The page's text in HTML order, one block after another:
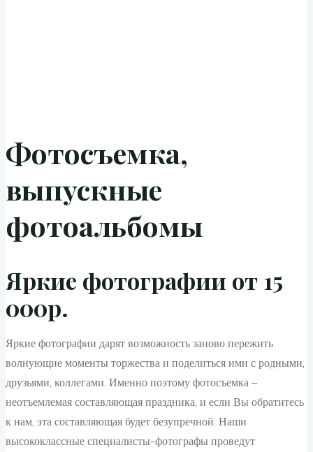
Фотосъемка,
выпускные
фотоальбомы
Яркие фотографии от 15
000р.
Яркие фотографии дарят возможность заново пережить
волнующие моменты торжества и поделиться ими с родными,
друзьями, коллегами. Именно поэтому фотосъемка –
неотъемлемая составляющая праздника, и если Вы обратитесь
к нам, эта составляющая будет безупречной. Наши
высококлассные специалисты-фотографы проведут